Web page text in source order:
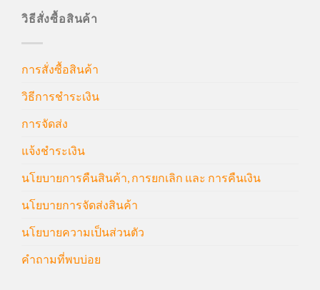
วิธีสั่งซื้อสินค้า
การสั่งซื้อสินค้า
วิธีการชำระเงิน
การจัดส่ง
แจ้งชำระเงิน
นโยบายการคืนสินค้า, การยกเลิก และ การคืนเงิน
นโยบายการจัดส่งสินค้า
นโยบายความเป็นส่วนตัว
คำถามที่พบบ่อย